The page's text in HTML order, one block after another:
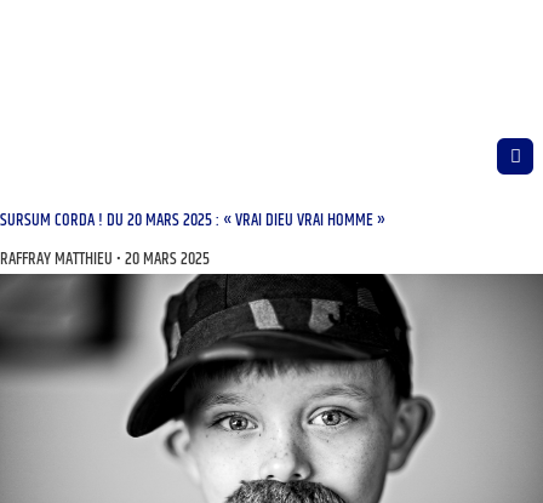
SURSUM CORDA ! DU 20 MARS 2025 : « VRAI DIEU VRAI HOMME »
RAFFRAY MATTHIEU 20 MARS 2025